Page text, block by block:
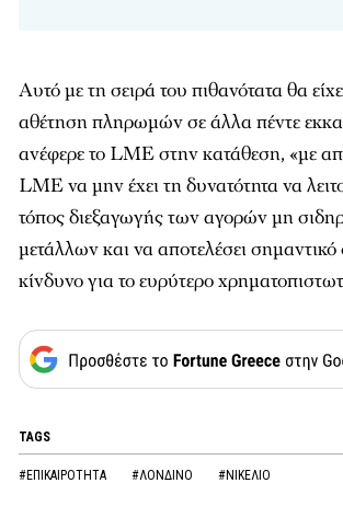
Αυτό με τη σειρά του πιθανότατα θα
αθέτηση πληρωμών σε άλλα πέντε
ανέφερε το LME στην κατάθεση, «με
LME να μην έχει τη δυνατότητα να
τόπος διεξαγωγής των αγορών μη
μετάλλων και να αποτελέσει
κίνδυνο για το ευρύτερο
TAGS
#ΕΠΙΚΑΙΡΟΤΗΤΑ #ΛΟΝΔΙΝΟ #ΝΙΚΕΛΙΟ